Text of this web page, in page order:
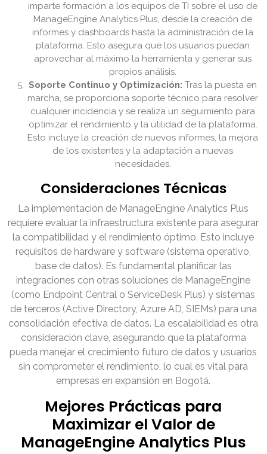
imparte formación a los equipos de TI sobre el uso de
ManageEngine Analytics Plus, desde la creación de
informes y dashboards hasta la administración de la
plataforma. Esto asegura que los usuarios puedan
aprovechar al máximo la herramienta y generar sus
propios análisis.
Soporte Continuo y Optimización: Tras la puesta en
marcha, se proporciona soporte técnico para resolver
cualquier incidencia y se realiza un seguimiento para
optimizar el rendimiento y la utilidad de la plataforma.
Esto incluye la creación de nuevos informes, la mejora
de los existentes y la adaptación a nuevas
necesidades.
Consideraciones Técnicas
La implementación de ManageEngine Analytics Plus
requiere evaluar la infraestructura existente para asegurar
la compatibilidad y el rendimiento óptimo. Esto incluye
requisitos de hardware y software (sistema operativo,
base de datos). Es fundamental planificar las
integraciones con otras soluciones de ManageEngine
(como Endpoint Central o ServiceDesk Plus) y sistemas
de terceros (Active Directory, Azure AD, SIEMs) para una
consolidación efectiva de datos. La escalabilidad es otra
consideración clave, asegurando que la plataforma
pueda manejar el crecimiento futuro de datos y usuarios
sin comprometer el rendimiento, lo cual es vital para
empresas en expansión en Bogotá.
Mejores Prácticas para
Maximizar el Valor de
ManageEngine Analytics Plus